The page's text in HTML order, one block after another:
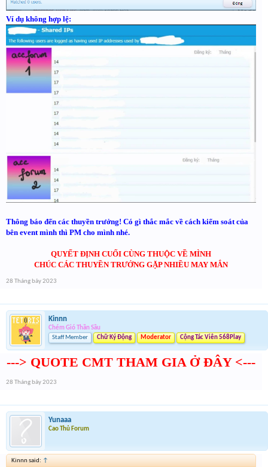
Ví dụ không hợp lệ:
Thông báo đến các thuyền trưởng! Có gì thắc mắc về cách kiểm soát của
bên event mình thì PM cho mình nhé.
QUYẾT ĐỊNH CUỐI CÙNG THUỘC VỀ MÌNH
CHÚC CÁC THUYỀN TRƯỞNG GẶP NHIỀU MAY MẮN​
28 Tháng bảy 2023
Kinnn
Chém Gió Thần Sầu
Staff Member
Chữ Ký Động Moderator Cộng Tác Viên 568Play
---> QUOTE CMT THAM GIA Ở ĐÂY <---
28 Tháng bảy 2023
Yunaaa
Cao Thủ Forum
Kinnn said: ↑